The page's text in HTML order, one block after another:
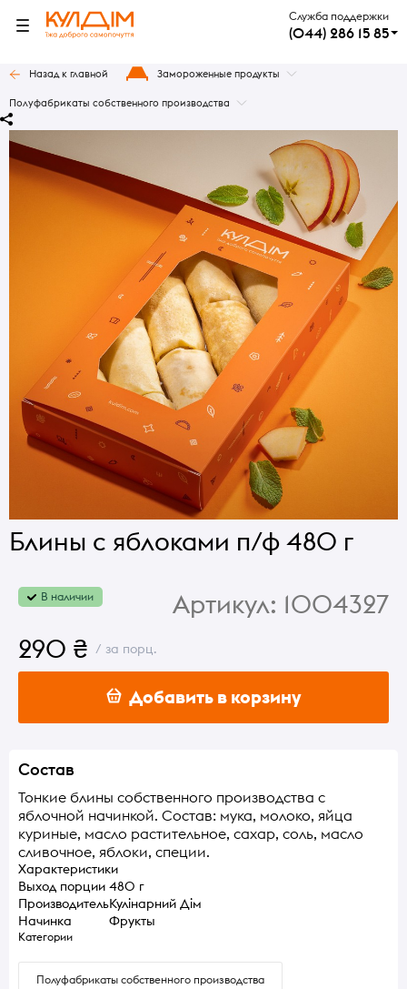
Служба поддержки
(044) 286 15 85
Назад к главной Замороженные продукты
Полуфабрикаты собственного производства
Блины с яблоками п/ф 480 г
В наличии Артикул: 1004327
290 ₴ / за порц.
Добавить в корзину
Состав
Тонкие блины собственного производства с
яблочной начинкой. Состав: мука, молоко, яйца
куриные, масло растительное, сахар, соль, масло
сливочное, яблоки, специи.
Характеристики
Выход порции 480 г
ПроизводительКулінарний Дім
Начинка
Фрукты
Категории
Полуфабрикаты собственного производства